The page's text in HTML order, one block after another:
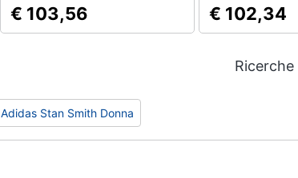
€ 103,56 € 102,34
Adidas Stan Smith Donna